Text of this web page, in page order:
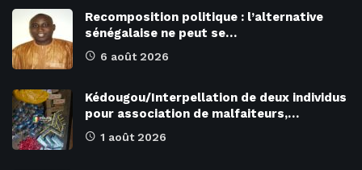
Recomposition politique : l’alternative
sénégalaise ne peut se…
6 août 2026
Kédougou/Interpellation de deux individus
pour association de malfaiteurs,…
1 août 2026